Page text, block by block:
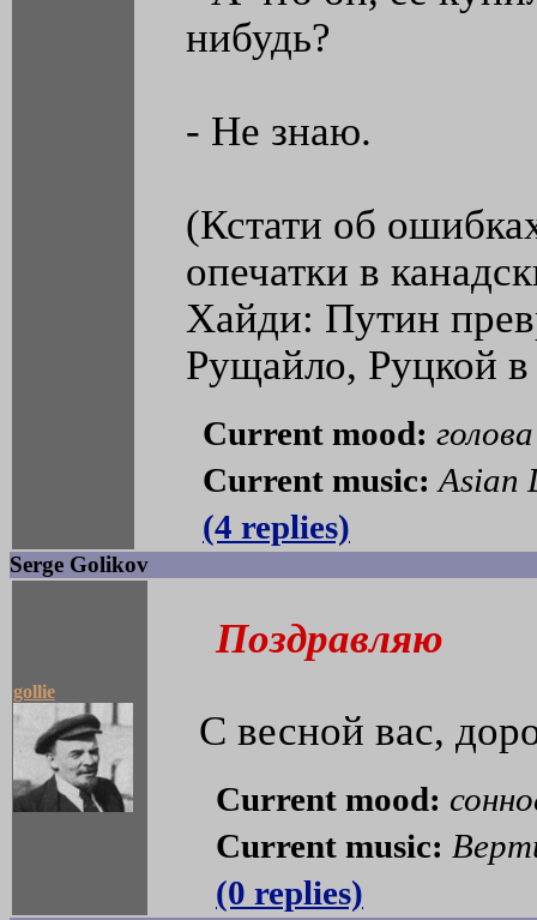
нибудь?
- Не знаю.
(Кстати об
опечатки в
Хайди: Путин
Рущайло, Руцкой в
Current mood:
Current music: Asian
(4 replies)
Serge Golikov
gollie
Поздравляю
С весной вас,
Current mood:
Current music:
(0 replies)